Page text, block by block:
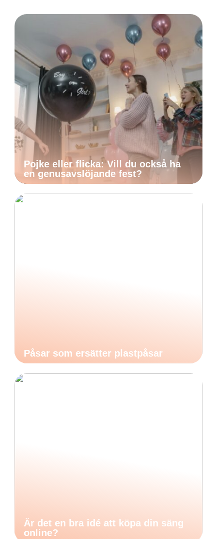
Pojke eller flicka: Vill du också ha
en genusavslöjande fest?
Påsar som ersätter plastpåsar
Är det en bra idé att köpa din säng
online?